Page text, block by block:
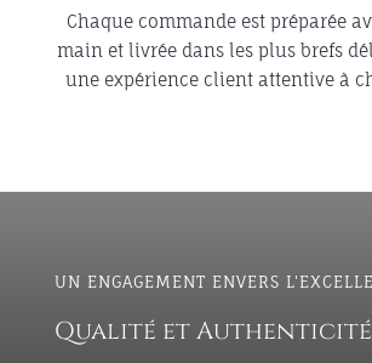
Chaque commande est préparée
main et livrée dans les plus brefs
une expérience client attentive à
UN ENGAGEMENT ENVERS
Qualité et Authenticité